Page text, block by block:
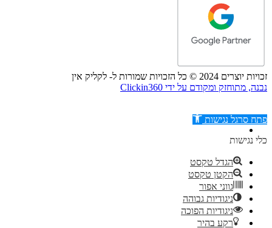
זכויות יוצרים 2024 © כל הזכויות שמורות ל- לקליק אין
נבנה, מתוחזק ומקודם על ידי Clickin360
דילוג לתוכן
פתח סרגל נגישות
כלי נגישות
הגדל טקסט
הקטן טקסט
גווני אפור
ניגודיות גבוהה
ניגודיות הפוכה
רקע בהיר